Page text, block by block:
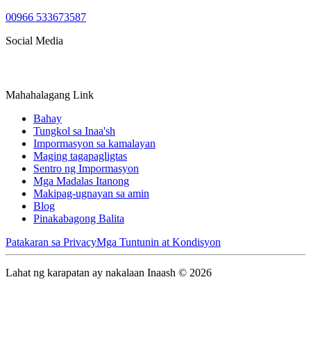
00966 533673587
Social Media
Mahahalagang Link
Bahay
Tungkol sa Inaa'sh
Impormasyon sa kamalayan
Maging tagapagligtas
Sentro ng Impormasyon
Mga Madalas Itanong
Makipag-ugnayan sa amin
Blog
Pinakabagong Balita
Patakaran sa PrivacyMga Tuntunin at Kondisyon
Lahat ng karapatan ay nakalaan Inaash © 2026